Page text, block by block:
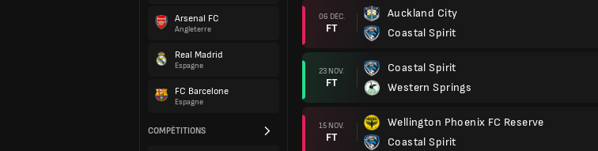
Arsenal FC
Angleterre
Real Madrid
Espagne
FC Barcelone
Espagne
COMPÉTITIONS
06 DÉC.
FT
Auckland City
Coastal Spirit
23 NOV.
FT
Coastal Spirit
Western Springs
15 NOV.
FT
Wellington Phoenix FC Reserve
Coastal Spirit